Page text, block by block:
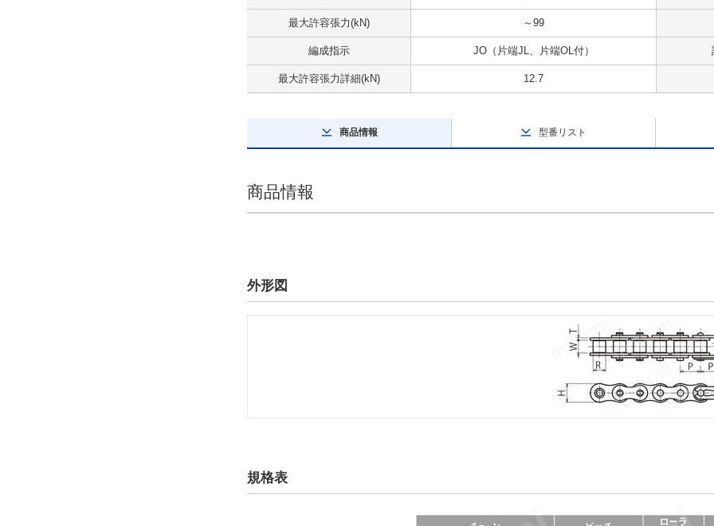
最大許容張力(kN) ～99
編成指示 JO（片端JL、片端OL付）
最大許容張力詳細(kN) 12.7
商品情報 型番リスト
商品情報
外形図
規格表